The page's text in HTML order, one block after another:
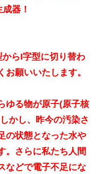
器！
らI字型に切り替わ
お願いいたします。
ゆる物が原子(原子核
かし、昨今の汚染さ
の状態となった水や
。さらに私たち人間
などで電子不足にな